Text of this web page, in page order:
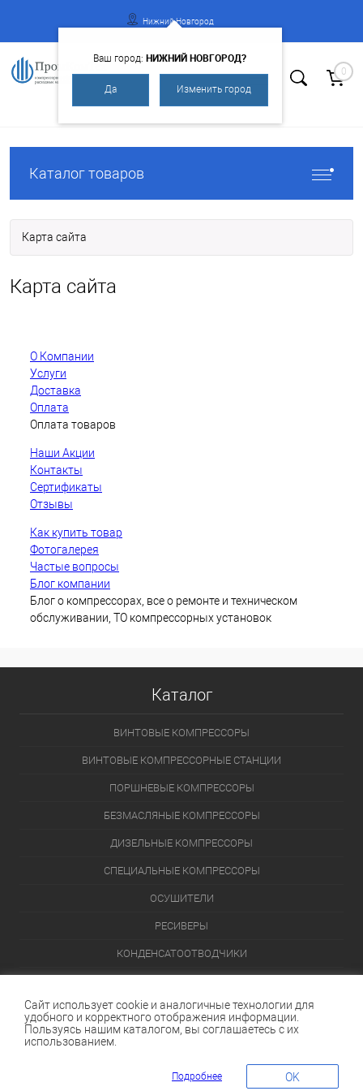
Нижний Новгород
Ваш город: НИЖНИЙ НОВГОРОД?
Да Изменить город
0
Каталог товаров
Карта сайта
Карта сайта
О Компании
Услуги
Доставка
Оплата
Оплата товаров
Наши Акции
Контакты
Сертификаты
Отзывы
Как купить товар
Фотогалерея
Частые вопросы
Блог компании
Блог о компрессорах, все о ремонте и техническом
обслуживании, ТО компрессорных установок
Каталог
ВИНТОВЫЕ КОМПРЕССОРЫ
ВИНТОВЫЕ КОМПРЕССОРНЫЕ СТАНЦИИ
ПОРШНЕВЫЕ КОМПРЕССОРЫ
БЕЗМАСЛЯНЫЕ КОМПРЕССОРЫ
ДИЗЕЛЬНЫЕ КОМПРЕССОРЫ
СПЕЦИАЛЬНЫЕ КОМПРЕССОРЫ
ОСУШИТЕЛИ
РЕСИВЕРЫ
КОНДЕНСАТООТВОДЧИКИ
Данный интернет-сайт носит исключительно информационный
характер и ни при каких условиях не является публичной офертой,
определяемой положениями Статьи 437 (2) Гражданского кодекса
Сайт использует cookie и аналогичные технологии для
удобного и корректного отображения информации.
Пользуясь нашим каталогом, вы соглашаетесь с их
использованием.
Подробнее OK